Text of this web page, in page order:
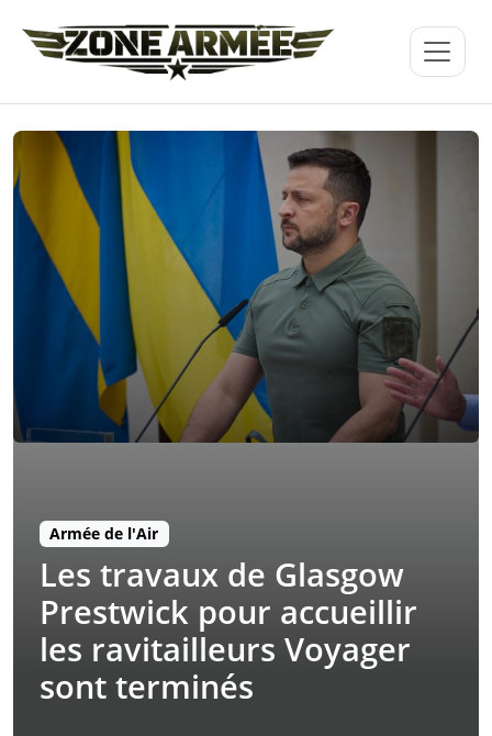
Armée de l'Air
Les travaux de Glasgow
Prestwick pour accueillir
les ravitailleurs Voyager
sont terminés